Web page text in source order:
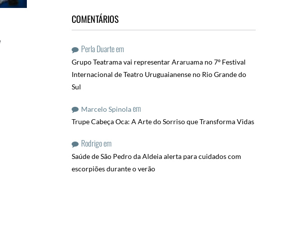
COMENTÁRIOS
Perla Duarteem
Grupo Teatrama vai representar Araruama no 7º Festival
Internacional de Teatro Uruguaianense no Rio Grande do
Sul
Marcelo Spinolaem
Trupe Cabeça Oca: A Arte do Sorriso que Transforma Vidas
Rodrigoem
Saúde de São Pedro da Aldeia alerta para cuidados com
escorpiões durante o verão